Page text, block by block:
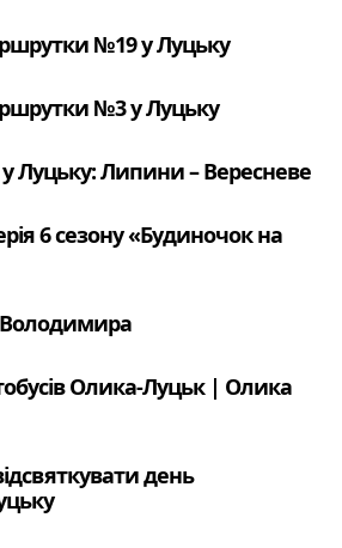
№19 у Луцьку
№3 у Луцьку
Луцьку: Липини – Вересневе
6 сезону «Будиночок на
Володимира
Олика-Луцьк | Олика
день